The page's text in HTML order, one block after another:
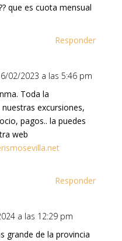
que es cuota mensual
Responder
02/2023 a las 5:46 pm
Toda la
excursiones,
pagos.. la puedes
web
Responder
a las 12:29 pm
grande de la provincia